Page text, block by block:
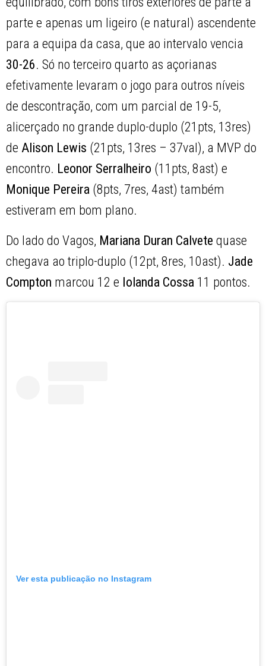
parte e apenas um ligeiro (e natural) ascendente
para a equipa da casa, que ao intervalo vencia
30-26. Só no terceiro quarto as açorianas
efetivamente levaram o jogo para outros níveis
de descontração, com um parcial de 19-5,
alicerçado no grande duplo-duplo (21pts, 13res)
de Alison Lewis (21pts, 13res – 37val), a MVP do
encontro. Leonor Serralheiro (11pts, 8ast) e
Monique Pereira (8pts, 7res, 4ast) também
estiveram em bom plano.
Do lado do Vagos, Mariana Duran Calvete quase
chegava ao triplo-duplo (12pt, 8res, 10ast). Jade
Compton marcou 12 e Iolanda Cossa 11 pontos.
Ver esta publicação no Instagram